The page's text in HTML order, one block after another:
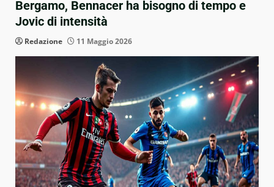
Bergamo, Bennacer ha bisogno di tempo e
Jovic di intensità
Redazione 11 Maggio 2026